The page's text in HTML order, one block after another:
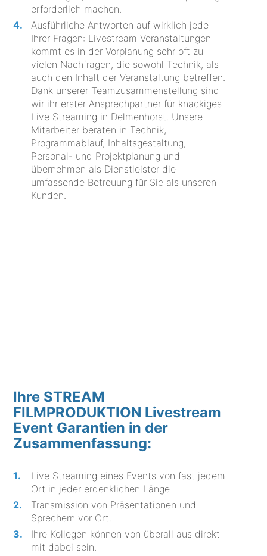
erforderlich machen.
Ausführliche Antworten auf wirklich jede
Ihrer Fragen: Livestream Veranstaltungen
kommt es in der Vorplanung sehr oft zu
vielen Nachfragen, die sowohl Technik, als
auch den Inhalt der Veranstaltung betreffen.
Dank unserer Teamzusammenstellung sind
wir ihr erster Ansprechpartner für knackiges
Live Streaming in Delmenhorst. Unsere
Mitarbeiter beraten in Technik,
Programmablauf, Inhaltsgestaltung,
Personal- und Projektplanung und
übernehmen als Dienstleister die
umfassende Betreuung für Sie als unseren
Kunden.
Ihre STREAM
FILMPRODUKTION Livestream
Event Garantien in der
Zusammenfassung:
Live Streaming eines Events von fast jedem
Ort in jeder erdenklichen Länge
Transmission von Präsentationen und
Sprechern vor Ort.
Ihre Kollegen können von überall aus direkt
mit dabei sein.